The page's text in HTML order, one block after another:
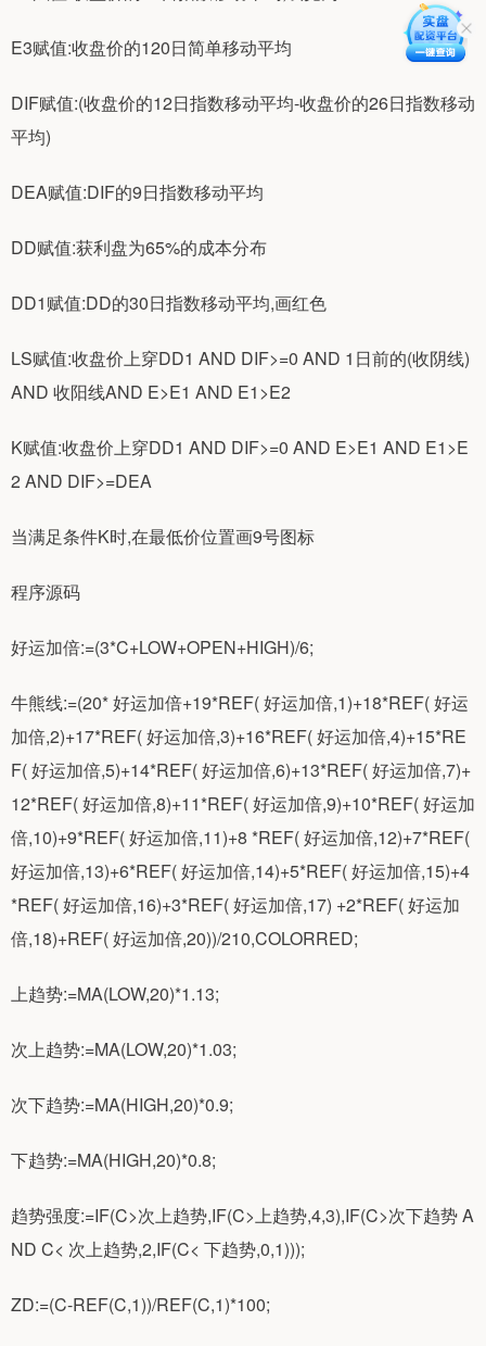
E3赋值:收盘价的120日简单移动平均
DIF赋值:(收盘价的12日指数移动平均-收盘价的26日指数移动
平均)
DEA赋值:DIF的9日指数移动平均
DD赋值:获利盘为65%的成本分布
DD1赋值:DD的30日指数移动平均,画红色
LS赋值:收盘价上穿DD1 AND DIF>=0 AND 1日前的(收阴线)
AND 收阳线AND E>E1 AND E1>E2
K赋值:收盘价上穿DD1 AND DIF>=0 AND E>E1 AND E1>E
2 AND DIF>=DEA
当满足条件K时,在最低价位置画9号图标
程序源码
好运加倍:=(3*C+LOW+OPEN+HIGH)/6;
牛熊线:=(20* 好运加倍+19*REF( 好运加倍,1)+18*REF( 好运
加倍,2)+17*REF( 好运加倍,3)+16*REF( 好运加倍,4)+15*RE
F( 好运加倍,5)+14*REF( 好运加倍,6)+13*REF( 好运加倍,7)+
12*REF( 好运加倍,8)+11*REF( 好运加倍,9)+10*REF( 好运加
倍,10)+9*REF( 好运加倍,11)+8 *REF( 好运加倍,12)+7*REF(
好运加倍,13)+6*REF( 好运加倍,14)+5*REF( 好运加倍,15)+4
*REF( 好运加倍,16)+3*REF( 好运加倍,17) +2*REF( 好运加
倍,18)+REF( 好运加倍,20))/210,COLORRED;
上趋势:=MA(LOW,20)*1.13;
次上趋势:=MA(LOW,20)*1.03;
次下趋势:=MA(HIGH,20)*0.9;
下趋势:=MA(HIGH,20)*0.8;
趋势强度:=IF(C>次上趋势,IF(C>上趋势,4,3),IF(C>次下趋势 A
ND C< 次上趋势,2,IF(C< 下趋势,0,1)));
ZD:=(C-REF(C,1))/REF(C,1)*100;